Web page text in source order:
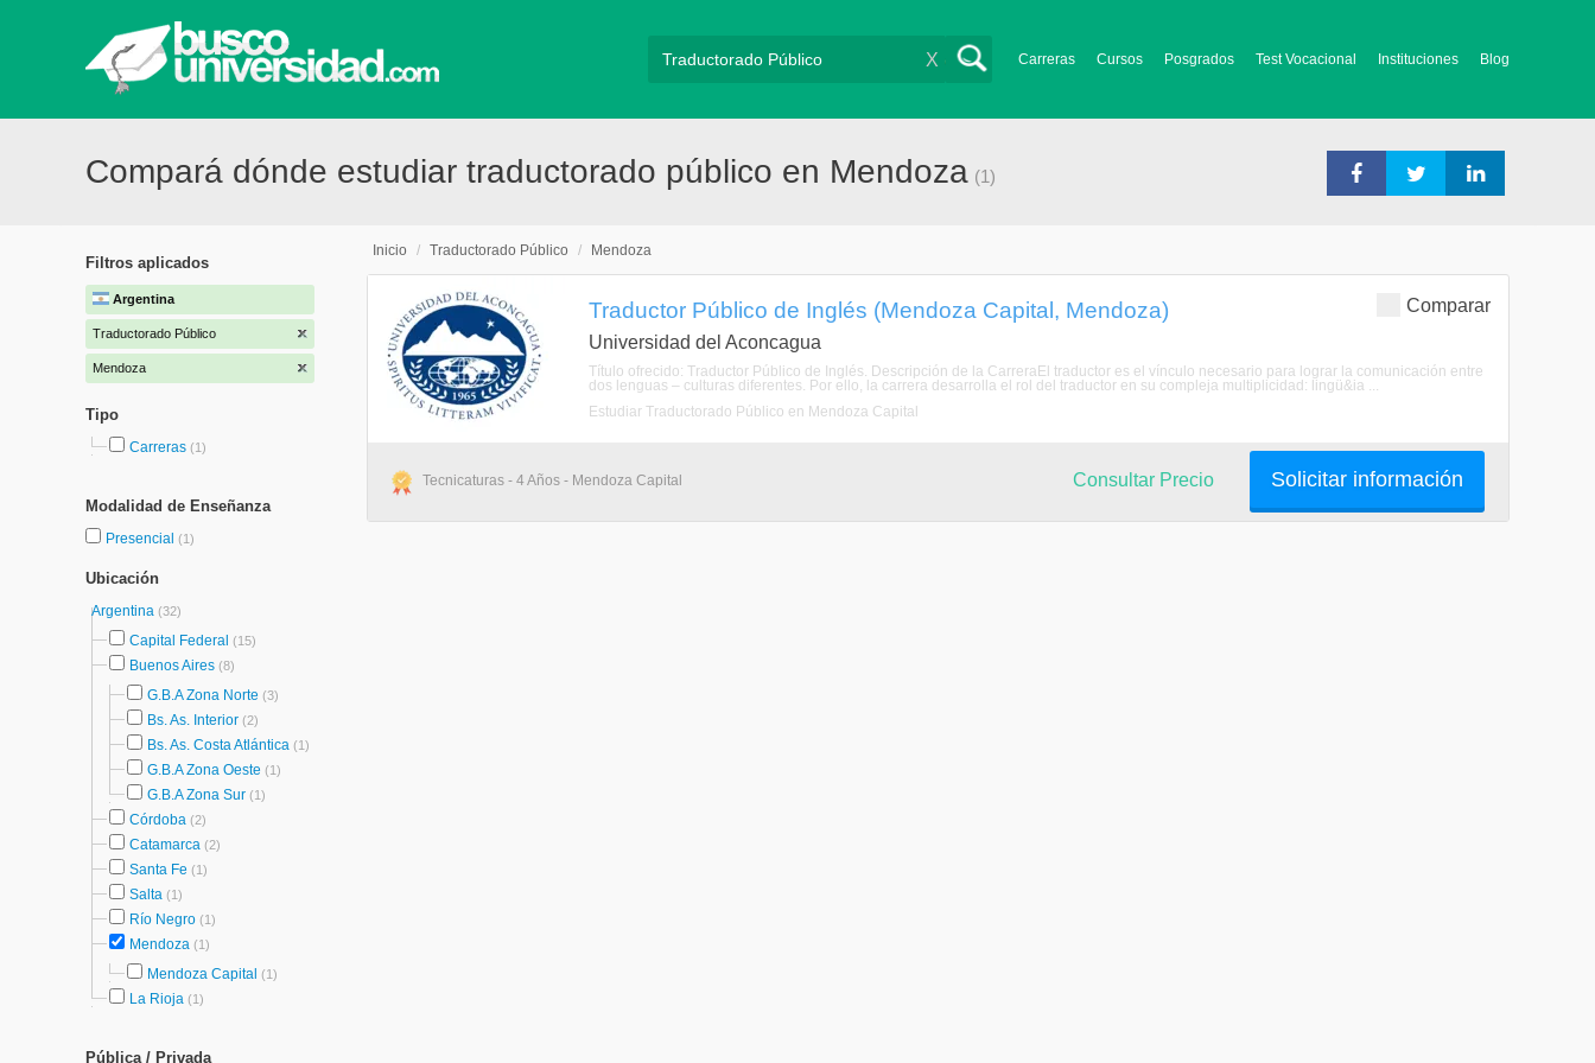
Carreras Cursos Posgrados Test Vocacional Instituciones Blog
X
Compará dónde estudiar traductorado público en Mendoza (1)
Filtros aplicados
Argentina
Traductorado Público
Mendoza
Tipo
Carreras (1)
Modalidad de Enseñanza
Presencial (1)
Ubicación
Argentina (32)
Capital Federal (15)
Buenos Aires (8)
G.B.A Zona Norte (3)
Bs. As. Interior (2)
Bs. As. Costa Atlántica (1)
G.B.A Zona Oeste (1)
G.B.A Zona Sur (1)
Córdoba (2)
Catamarca (2)
Santa Fe (1)
Salta (1)
Río Negro (1)
Mendoza (1)
Mendoza Capital (1)
La Rioja (1)
Pública / Privada
Inicio / Traductorado Público / Mendoza
Comparar
Traductor Público de Inglés (Mendoza Capital, Mendoza)
Universidad del Aconcagua
Título ofrecido: Traductor Público de Inglés. Descripción de la CarreraEl traductor es el vínculo necesario para lograr la comunicación entre
dos lenguas – culturas diferentes. Por ello, la carrera desarrolla el rol del traductor en su compleja multiplicidad: lingü&ia ...
Estudiar Traductorado Público en Mendoza Capital
Tecnicaturas - 4 Años - Mendoza Capital Solicitar información
Consultar Precio